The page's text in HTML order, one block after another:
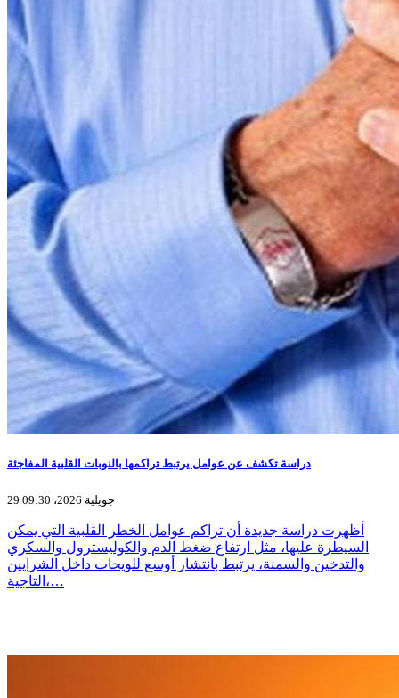
دراسة تكشف عن عوامل يرتبط تراكمها بالنوبات القلبية المفاجئة
29 جويلية 2026، 09:30
أظهرت دراسة جديدة أن تراكم عوامل الخطر القلبية التي يمكن
السيطرة عليها، مثل ارتفاع ضغط الدم والكوليسترول والسكري
والتدخين والسمنة، يرتبط بانتشار أوسع للويحات داخل الشرايين
التاجية،…